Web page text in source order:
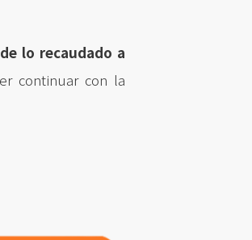
lo recaudado a
continuar con la